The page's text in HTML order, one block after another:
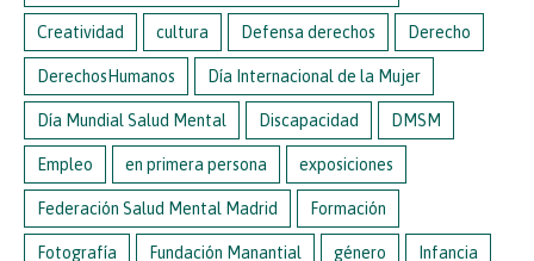
Creatividad cultura Defensa derechos Derecho
DerechosHumanos Día Internacional de la Mujer
Día Mundial Salud Mental Discapacidad DMSM
Empleo en primera persona exposiciones
Federación Salud Mental Madrid Formación
Fotografía Fundación Manantial género Infancia